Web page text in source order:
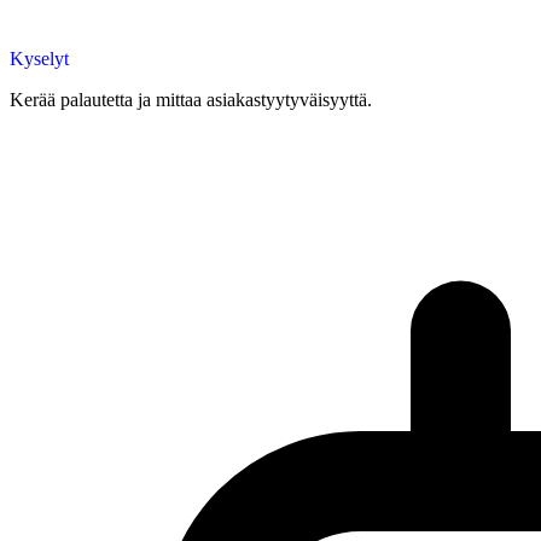
Kyselyt
Kerää palautetta ja mittaa asiakastyytyväisyyttä.